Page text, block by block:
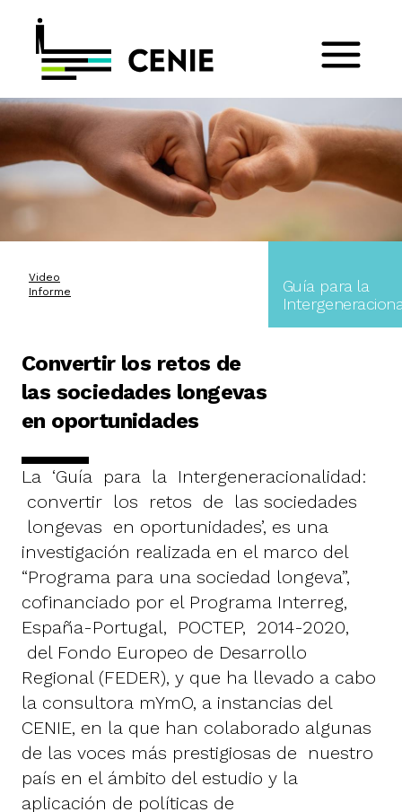
Video
Informe
Guía para la
Convertir los retos de
las sociedades longevas
en oportunidades
La ‘Guía para la Intergeneracionalidad:
convertir los retos de las sociedades
longevas en oportunidades’, es una
investigación realizada en el marco del
“Programa para una sociedad longeva”,
cofinanciado por el Programa Interreg,
España-Portugal, POCTEP, 2014-2020,
del Fondo Europeo de Desarrollo
Regional (FEDER), y que ha llevado a cabo
la consultora mYmO, a instancias del
CENIE, en la que han colaborado algunas
de las voces más prestigiosas de nuestro
país en el ámbito del estudio y la
aplicación de políticas de